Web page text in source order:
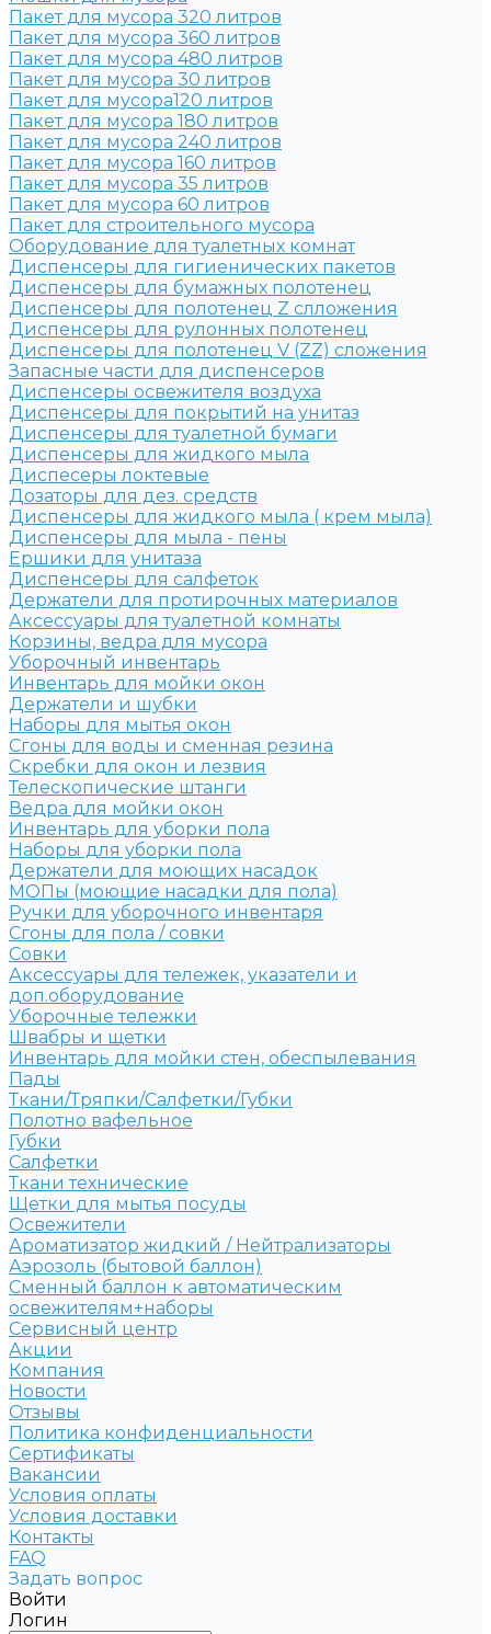
Пакет для мусора 320 литров
Пакет для мусора 360 литров
Пакет для мусора 480 литров
Пакет для мусора 30 литров
Пакет для мусора120 литров
Пакет для мусора 180 литров
Пакет для мусора 240 литров
Пакет для мусора 160 литров
Пакет для мусора 35 литров
Пакет для мусора 60 литров
Пакет для строительного мусора
Оборудование для туалетных комнат
Диспенсеры для гигиенических пакетов
Диспенсеры для бумажных полотенец
Диспенсеры для полотенец Z слложения
Диспенсеры для рулонных полотенец
Диспенсеры для полотенец V (ZZ) сложения
Запасные части для диспенсеров
Диспенсеры освежителя воздуха
Диспенсеры для покрытий на унитаз
Диспенсеры для туалетной бумаги
Диспенсеры для жидкого мыла
Диспесеры локтевые
Дозаторы для дез. средств
Диспенсеры для жидкого мыла ( крем мыла)
Диспенсеры для мыла - пены
Ершики для унитаза
Диспенсеры для салфеток
Держатели для протирочных материалов
Аксессуары для туалетной комнаты
Корзины, ведра для мусора
Уборочный инвентарь
Инвентарь для мойки окон
Держатели и шубки
Наборы для мытья окон
Сгоны для воды и сменная резина
Скребки для окон и лезвия
Телескопические штанги
Ведра для мойки окон
Инвентарь для уборки пола
Наборы для уборки пола
Держатели для моющих насадок
МОПы (моющие насадки для пола)
Ручки для уборочного инвентаря
Сгоны для пола / совки
Совки
Аксессуары для тележек, указатели и
доп.оборудование
Уборочные тележки
Швабры и щетки
Инвентарь для мойки стен, обеспылевания
Пады
Ткани/Тряпки/Салфетки/Губки
Полотно вафельное
Губки
Салфетки
Ткани технические
Щетки для мытья посуды
Освежители
Ароматизатор жидкий / Нейтрализаторы
Аэрозоль (бытовой баллон)
Сменный баллон к автоматическим
освежителям+наборы
Сервисный центр
Акции
Компания
Новости
Отзывы
Политика конфиденциальности
Сертификаты
Вакансии
Условия оплаты
Условия доставки
Контакты
FAQ
Задать вопрос
Войти
Логин